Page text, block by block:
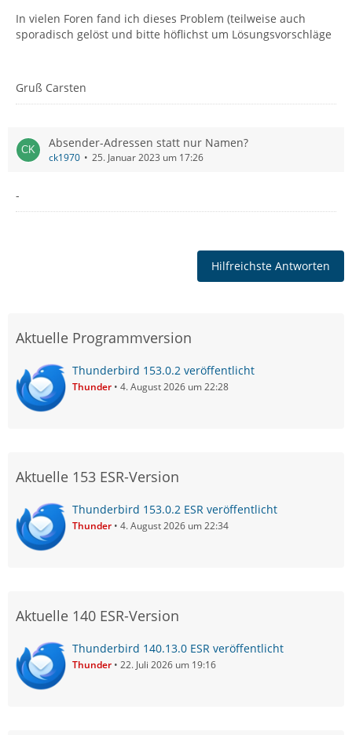
In vielen Foren fand ich dieses Problem (teilweise auch
sporadisch gelöst und bitte höflichst um Lösungsvorschläge
Gruß Carsten
Absender-Adressen statt nur Namen?
ck1970 25. Januar 2023 um 17:26
-
Hilfreichste Antworten
Aktuelle Programmversion
Thunderbird 153.0.2 veröffentlicht
Thunder 4. August 2026 um 22:28
Aktuelle 153 ESR-Version
Thunderbird 153.0.2 ESR veröffentlicht
Thunder 4. August 2026 um 22:34
Aktuelle 140 ESR-Version
Thunderbird 140.13.0 ESR veröffentlicht
Thunder 22. Juli 2026 um 19:16